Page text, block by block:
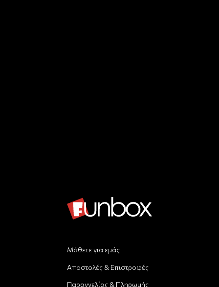
Μάθετε για εμάς
Αποστολές & Επιστροφές
Παραγγελίας & Πληρωμής